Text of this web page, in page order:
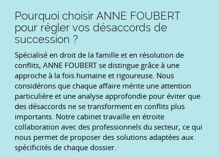
Pourquoi choisir ANNE FOUBERT
pour régler vos désaccords de
succession ?
Spécialisé en droit de la famille et en résolution de
conflits, ANNE FOUBERT se distingue grâce à une
approche à la fois humaine et rigoureuse. Nous
considérons que chaque affaire mérite une attention
particulière et une analyse approfondie pour éviter que
des désaccords ne se transforment en conflits plus
importants. Notre cabinet travaille en étroite
collaboration avec des professionnels du secteur, ce qui
nous permet de proposer des solutions adaptées aux
spécificités de chaque dossier.